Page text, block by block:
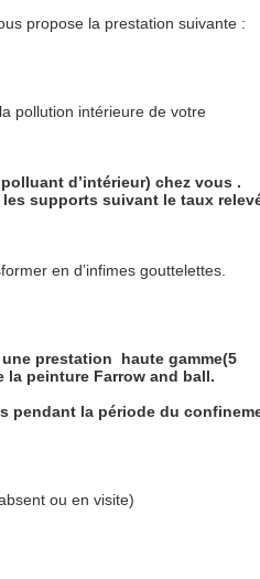
propose la prestation suivante :
pollution intérieure de votre
d’intérieur) chez vous .
supports suivant le taux
en d’infimes gouttelettes.
prestation haute gamme(5
peinture Farrow and ball.
pendant la période du
ou en visite)